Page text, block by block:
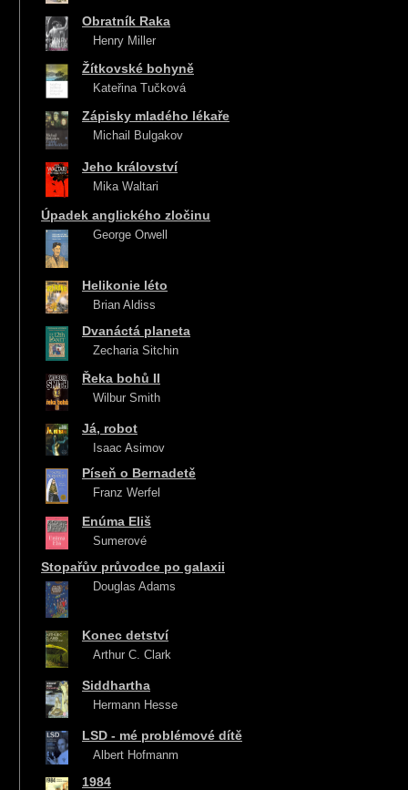
Obratník Raka
Henry Miller
Žítkovské bohyně
Kateřina Tučková
Zápisky mladého lékaře
Michail Bulgakov
Jeho království
Mika Waltari
Úpadek anglického zločinu
George Orwell
Helikonie léto
Brian Aldiss
Dvanáctá planeta
Zecharia Sitchin
Řeka bohů II
Wilbur Smith
Já, robot
Isaac Asimov
Píseň o Bernadetě
Franz Werfel
Enúma Eliš
Sumerové
Stopařův průvodce po galaxii
Douglas Adams
Konec detství
Arthur C. Clark
Siddhartha
Hermann Hesse
LSD - mé problémové dítě
Albert Hofmanm
1984